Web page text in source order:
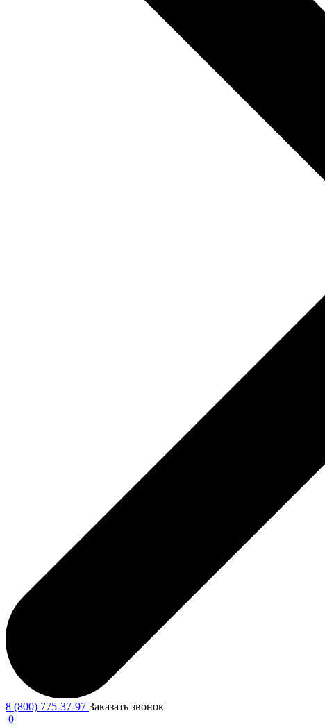
8 (800) 775-37-97 Заказать звонок
0